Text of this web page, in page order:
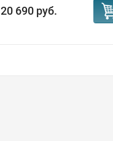
20 690 руб.